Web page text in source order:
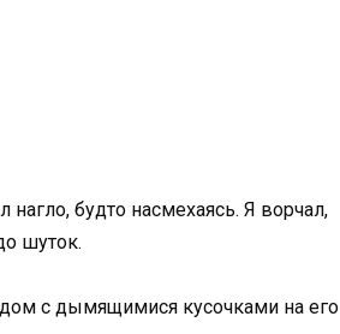
будто насмехаясь. Я ворчал,
шуток.
с дымящимися кусочками на его